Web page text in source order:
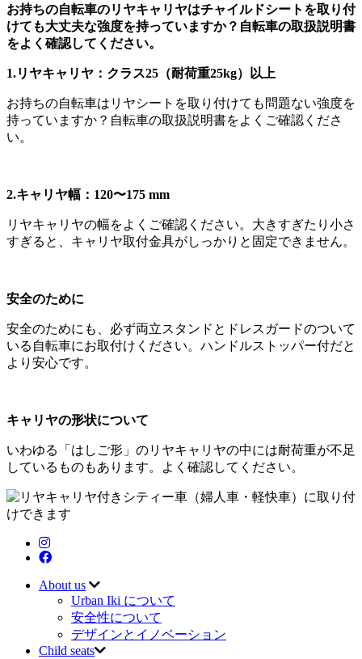
お持ちの自転車のリヤキャリヤはチャイルドシートを取り付
けても大丈夫な強度を持っていますか？自転車の取扱説明書
をよく確認してください。
1.リヤキャリヤ：クラス25（耐荷重25kg）以上
お持ちの自転車はリヤシートを取り付けても問題ない強度を
持っていますか？自転車の取扱説明書をよくご確認くださ
い。
2.キャリヤ幅：120〜175 mm
リヤキャリヤの幅をよくご確認ください。大きすぎたり小さ
すぎると、キャリヤ取付金具がしっかりと固定できません。
安全のために
安全のためにも、必ず両立スタンドとドレスガードのついて
いる自転車にお取付けください。ハンドルストッパー付だと
より安心です。
キャリヤの形状について
いわゆる「はしご形」のリヤキャリヤの中には耐荷重が不足
しているものもあります。よく確認してください。
About us
Urban Iki について
安全性について
デザインとイノベーション
Child seats